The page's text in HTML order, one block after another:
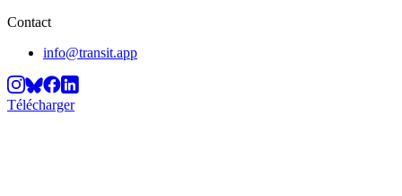
Contact
info@transit.app
Télécharger